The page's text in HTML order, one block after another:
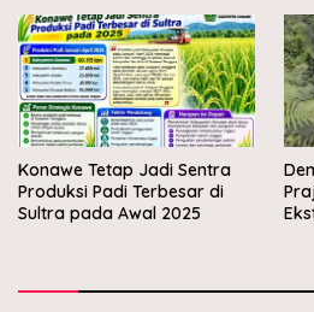
Konawe Tetap Jadi Sentra
Produksi Padi Terbesar di
Sultra pada Awal 2025